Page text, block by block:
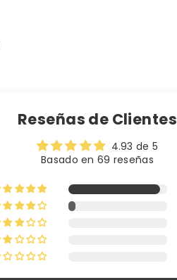
Reseñas de Clientes
4.93 de 5
Basado en 69 reseñas